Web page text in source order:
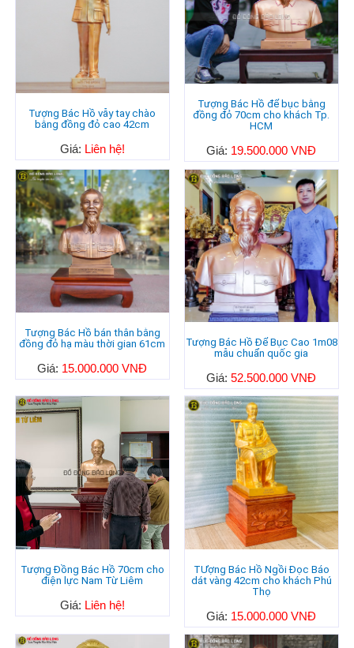
Tượng Bác Hồ vẫy tay chào
bằng đồng đỏ cao 42cm
Giá: Liên hệ!
Tượng Bác Hồ để bục bằng
đồng đỏ 70cm cho khách Tp.
HCM
Giá: 19.500.000 VNĐ
Tượng Bác Hồ bán thân bằng
đồng đỏ hạ màu thời gian 61cm
Giá: 15.000.000 VNĐ
Tượng Bác Hồ Để Bục Cao 1m08
mẫu chuẩn quốc gia
Giá:52.500.000 VNĐ
Tượng Đồng Bác Hồ 70cm cho
điện lực Nam Từ Liêm
Giá: Liên hệ!
TƯợng Bác Hồ Ngồi Đọc Báo
dát vàng 42cm cho khách Phú
Thọ
Giá: 15.000.000 VNĐ